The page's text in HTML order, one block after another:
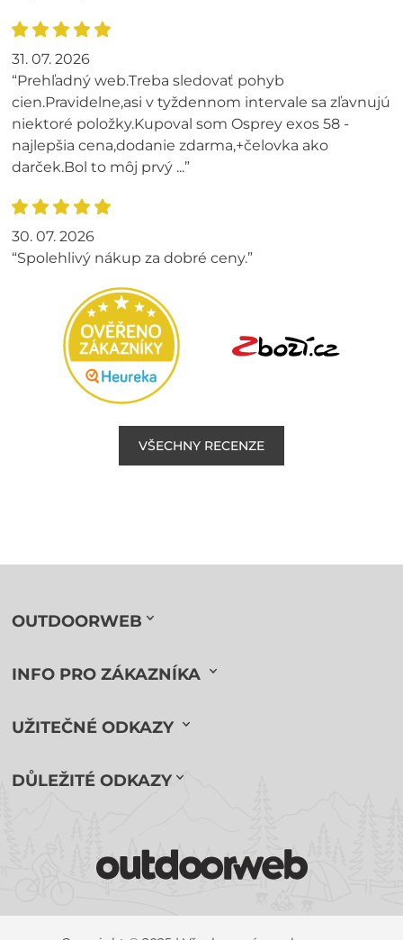
31. 07. 2026
“Prehľadný web.Treba sledovať pohyb
cien.Pravidelne,asi v tyždennom intervale sa zľavnujú
niektoré položky.Kupoval som Osprey exos 58 -
najlepšia cena,dodanie zdarma,+čelovka ako
darček.Bol to môj prvý ...”
30. 07. 2026
“Spolehlivý nákup za dobré ceny.”
VŠECHNY RECENZE
OUTDOORWEB
INFO PRO ZÁKAZNÍKA
UŽITEČNÉ ODKAZY
DŮLEŽITÉ ODKAZY